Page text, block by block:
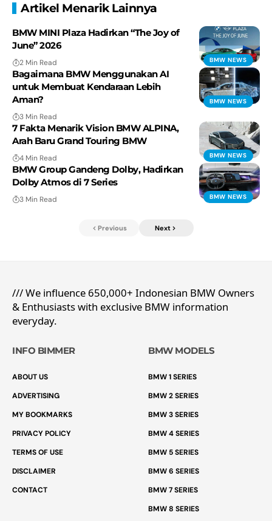
Artikel Menarik Lainnya
BMW NEWS
BMW MINI Plaza Hadirkan “The Joy of
June” 2026
2 Min Read
BMW NEWS
Bagaimana BMW Menggunakan AI
untuk Membuat Kendaraan Lebih
Aman?
3 Min Read
BMW NEWS
7 Fakta Menarik Vision BMW ALPINA,
Arah Baru Grand Touring BMW
4 Min Read
BMW NEWS
BMW Group Gandeng Dolby, Hadirkan
Dolby Atmos di 7 Series
3 Min Read
Previous Next
/// We influence 650,000+ Indonesian BMW Owners
& Enthusiasts with exclusive BMW information
everyday.
INFO BIMMER
ABOUT US
ADVERTISING
MY BOOKMARKS
PRIVACY POLICY
TERMS OF USE
DISCLAIMER
CONTACT
BMW MODELS
BMW 1 SERIES
BMW 2 SERIES
BMW 3 SERIES
BMW 4 SERIES
BMW 5 SERIES
BMW 6 SERIES
BMW 7 SERIES
BMW 8 SERIES